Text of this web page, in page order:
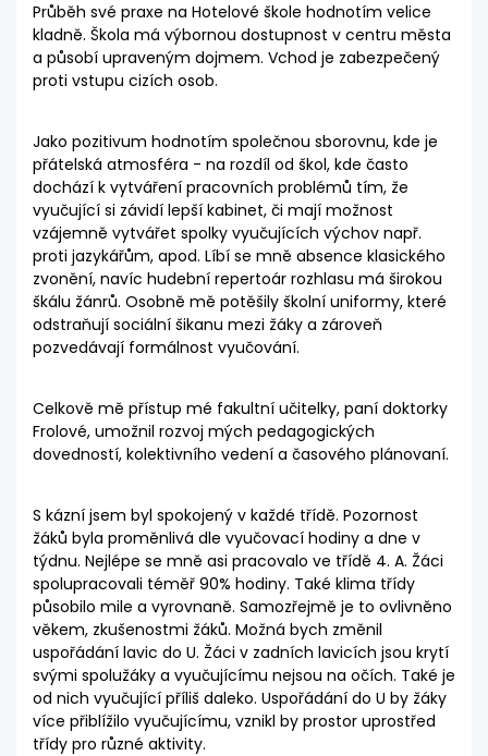
Průběh své praxe na Hotelové škole hodnotím velice
kladně. Škola má výbornou dostupnost v centru města
a působí upraveným dojmem. Vchod je zabezpečený
proti vstupu cizích osob.
Jako pozitivum hodnotím společnou sborovnu, kde je
přátelská atmosféra - na rozdíl od škol, kde často
dochází k vytváření pracovních problémů tím, že
vyučující si závidí lepší kabinet, či mají možnost
vzájemně vytvářet spolky vyučujících výchov např.
proti jazykářům, apod. Líbí se mně absence klasického
zvonění, navíc hudební repertoár rozhlasu má širokou
škálu žánrů. Osobně mě potěšily školní uniformy, které
odstraňují sociální šikanu mezi žáky a zároveň
pozvedávají formálnost vyučování.
Celkově mě přístup mé fakultní učitelky, paní doktorky
Frolové, umožnil rozvoj mých pedagogických
dovedností, kolektivního vedení a časového plánovaní.
S kázní jsem byl spokojený v každé třídě. Pozornost
žáků byla proměnlivá dle vyučovací hodiny a dne v
týdnu. Nejlépe se mně asi pracovalo ve třídě 4. A. Žáci
spolupracovali téměř 90% hodiny. Také klima třídy
působilo mile a vyrovnaně. Samozřejmě je to ovlivněno
věkem, zkušenostmi žáků. Možná bych změnil
uspořádání lavic do U. Žáci v zadních lavicích jsou krytí
svými spolužáky a vyučujícímu nejsou na očích. Také je
od nich vyučující příliš daleko. Uspořádání do U by žáky
více přiblížilo vyučujícímu, vznikl by prostor uprostřed
třídy pro různé aktivity.